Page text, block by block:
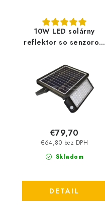
10W LED solárny
reflektor so senzorom
Skladom
€64,80 bez DPH
€79,70
DETAIL